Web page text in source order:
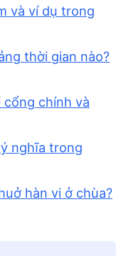
và ví dụ trong
thời gian nào?
chính và
nghĩa trong
hàn vi ở chùa?